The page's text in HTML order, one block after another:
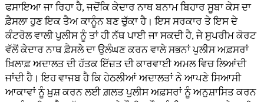
ਫਸਾਇਆ ਜਾ ਰਿਹਾ ਹੈ, ਜਦੋਂਕਿ ਕੇਦਾਰ ਨਾਥ ਬਨਾਮ ਬਿਹਾਰ ਸੂਬਾ ਕੇਸ ਦਾ
ਫ਼ੈਸਲਾ ਹੁਣ ਇਕ ਤੈਅ ਕਾਨੂੰਨ ਬਣ ਚੁੱਕਾ ਹੈ। ਇਸ ਸਰਕਾਰ ਤੇ ਇਸ ਦੇ
ਕੰਟਰੋਲ ਵਾਲੀ ਪੁਲੀਸ ਨੂੰ ਤਾਂ ਹੀ ਨੱਥ ਪਾਈ ਜਾ ਸਕਦੀ ਹੈ, ਜੇ ਸੁਪਰੀਮ ਕੋਰਟ
ਵੱਲੋਂ ਕੇਦਾਰ ਨਾਥ ਫ਼ੈਸਲੇ ਦਾ ਉਲੰਘਣ ਕਰਨ ਵਾਲੇ ਸਭਨਾਂ ਪੁਲੀਸ ਅਫ਼ਸਰਾਂ
ਖ਼ਿਲਾਫ਼ ਅਦਾਲਤ ਦੀ ਹੱਤਕ ਇੱਜ਼ਤ ਦੀ ਕਾਰਵਾਈ ਅਮਲ ਵਿਚ ਲਿਆਂਦੀ
ਜਾਂਦੀ ਹੈ। ਇਹ ਵਾਜਬ ਹੈ ਕਿ ਹੇਠਲੀਆਂ ਅਦਾਲਤਾਂ ਨੇ ਆਪਣੇ ਸਿਆਸੀ
ਆਕਾਵਾਂ ਨੂੰ ਖ਼ੁਸ਼ ਕਰਨ ਲਈ ਗ਼ਲਤ ਪੁਲੀਸ ਅਫ਼ਸਰਾਂ ਨੂੰ ਅਨੁਸ਼ਾਸਿਤ ਕਰਨ